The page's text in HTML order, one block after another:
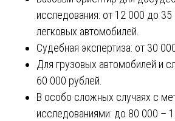
исследования: от 12 000 до
легковых автомобилей.
Судебная экспертиза: от 30
Для грузовых автомобилей и
60 000 рублей.
В особо сложных случаях с
исследованиями: до 80 000 –